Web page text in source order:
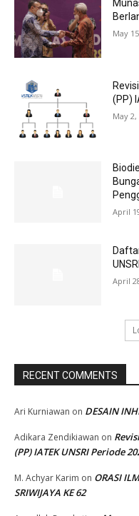
May
(PP)
May 2,
April
April
RECENT COMMENTS
Ari Kurniawan on DESAIN
Adikara Zendikiawan on
(PP) IATEK UNSRI Periode
M. Achyar Karim on ORASI
SRIWIJAYA KE 62